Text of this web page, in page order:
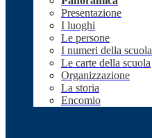
Presentazione
I luoghi
Le persone
I numeri della scuola
Le carte della scuola
Organizzazione
La storia
Encomio